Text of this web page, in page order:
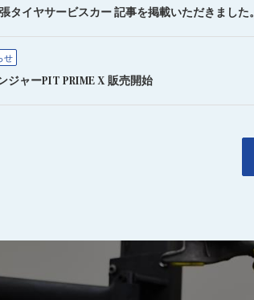
タイヤサービスカー 記事を掲載いただきました。
せ
ジャーPIT PRIME X 販売開始